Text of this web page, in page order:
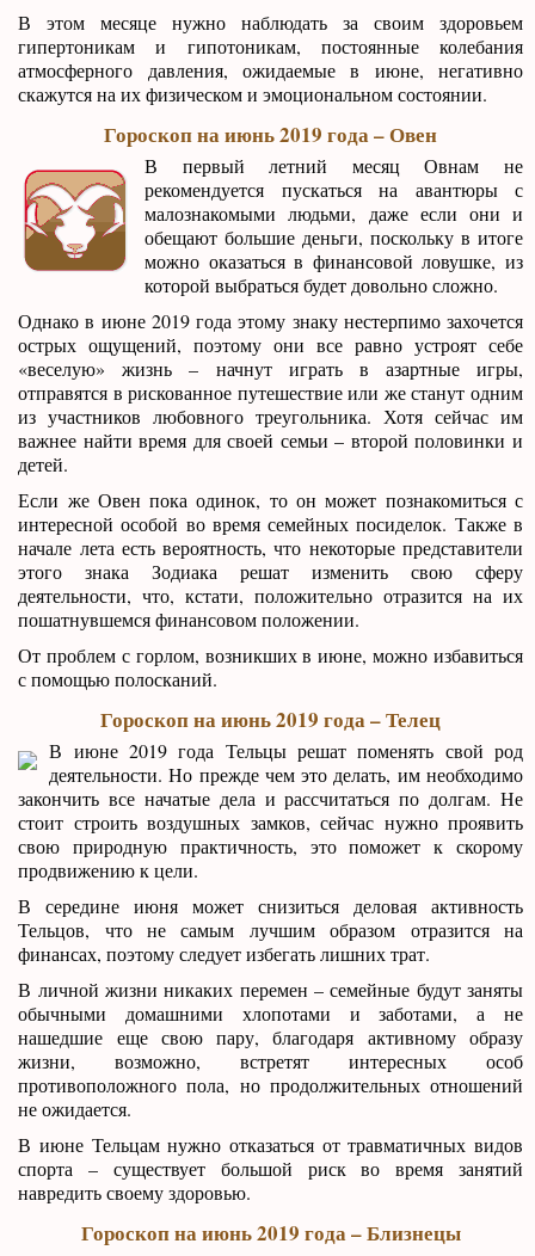
В этом месяце нужно наблюдать за своим здоровьем
гипертоникам и гипотоникам, постоянные колебания
атмосферного давления, ожидаемые в июне, негативно
скажутся на их физическом и эмоциональном состоянии.
Гороскоп на июнь 2019 года – Овен
В первый летний месяц Овнам не
рекомендуется пускаться на авантюры с
малознакомыми людьми, даже если они и
обещают большие деньги, поскольку в итоге
можно оказаться в финансовой ловушке, из
которой выбраться будет довольно сложно.
Однако в июне 2019 года этому знаку нестерпимо захочется
острых ощущений, поэтому они все равно устроят себе
«веселую» жизнь – начнут играть в азартные игры,
отправятся в рискованное путешествие или же станут одним
из участников любовного треугольника. Хотя сейчас им
важнее найти время для своей семьи – второй половинки и
детей.
Если же Овен пока одинок, то он может познакомиться с
интересной особой во время семейных посиделок. Также в
начале лета есть вероятность, что некоторые представители
этого знака Зодиака решат изменить свою сферу
деятельности, что, кстати, положительно отразится на их
пошатнувшемся финансовом положении.
От проблем с горлом, возникших в июне, можно избавиться
с помощью полосканий.
Гороскоп на июнь 2019 года – Телец
В июне 2019 года Тельцы решат поменять свой род
деятельности. Но прежде чем это делать, им необходимо
закончить все начатые дела и рассчитаться по долгам. Не
стоит строить воздушных замков, сейчас нужно проявить
свою природную практичность, это поможет к скорому
продвижению к цели.
В середине июня может снизиться деловая активность
Тельцов, что не самым лучшим образом отразится на
финансах, поэтому следует избегать лишних трат.
В личной жизни никаких перемен – семейные будут заняты
обычными домашними хлопотами и заботами, а не
нашедшие еще свою пару, благодаря активному образу
жизни, возможно, встретят интересных особ
противоположного пола, но продолжительных отношений
не ожидается.
В июне Тельцам нужно отказаться от травматичных видов
спорта – существует большой риск во время занятий
навредить своему здоровью.
Гороскоп на июнь 2019 года – Близнецы